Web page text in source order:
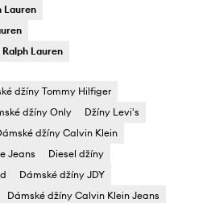
Lauren
Lauren
džíny Tommy Hilfiger
džíny Only
Džíny Levi's
džíny Calvin Klein
Jeans
Diesel džíny
Dámské džíny JDY
Dámské džíny Calvin Klein Jeans